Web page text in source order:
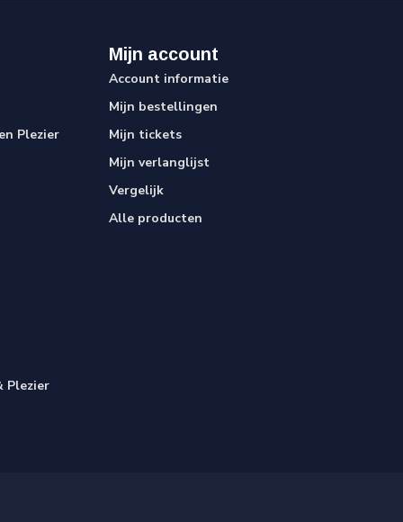
Plezier
Plezier
Mijn account
Account informatie
Mijn bestellingen
Mijn tickets
Mijn verlanglijst
Vergelijk
Alle producten